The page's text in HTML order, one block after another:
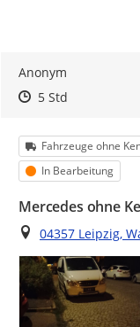
Anonym
Zeitpunkt des
Zeitpunkt des
5 StdZur Äußerung
Kategorie
Fahrzeuge ohne
Status
In Bearbeitung
Mercedes ohne
Ort
04357 Leipzig,